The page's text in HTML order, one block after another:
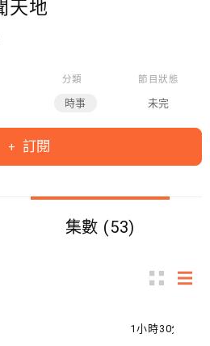
天地
分類
時事
節目狀態
未完
訂閱
集數 (53)
1小時30分鐘